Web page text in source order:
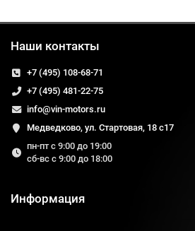
Наши контакты
+7 (495) 108-68-71
+7 (495) 481-22-75
info@vin-motors.ru
Медведково, ул. Стартовая, 18 с17
пн-пт с 9:00 до 19:00
сб-вс с 9:00 до 18:00
Информация